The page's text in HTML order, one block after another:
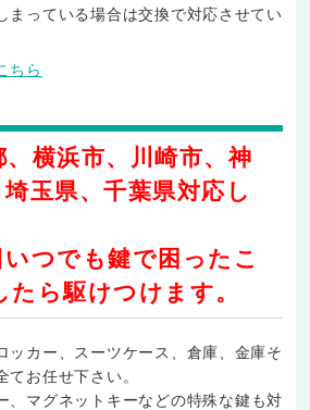
まっている場合は交換で対応させてい
ちら
、横浜市、川崎市、神
玉県、千葉県対応し
いつでも鍵で困ったこ
たら駆けつけます。
ッカー、スーツケース、倉庫、金庫そ
お任せ下さい。
、マグネットキーなどの特殊な鍵 も対